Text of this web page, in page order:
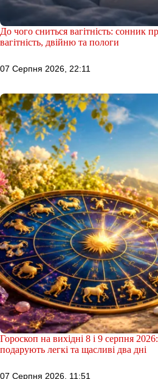
До чого сниться вагітність: сонник
вагітність, двійню та пологи
07 Серпня 2026, 22:11
Гороскоп на вихідні 8 і 9 серпня
подарують легкі та щасливі два дні
07 Серпня 2026, 11:51